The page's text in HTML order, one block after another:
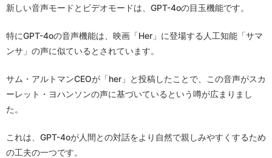
新しい音声モードとビデオモードは、GPT-4oの目玉機能です。
特にGPT-4oの音声機能は、映画「Her」に登場する人工知能「サマ
ンサ」の声に似ているとされています。
サム・アルトマンCEOが「her」と投稿したことで、この音声がスカ
ーレット・ヨハンソンの声に基づいているという噂が広まりまし
た。
これは、GPT-4oが人間との対話をより自然で親しみやすくするため
の工夫の一つです。